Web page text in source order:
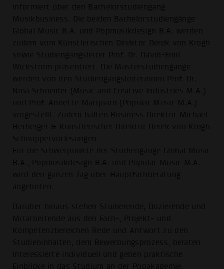
informiert über den Bachelorstudiengang
Musikbusiness. Die beiden Bachelorstudiengänge
Global Music B.A. und Popmusikdesign B.A. werden
zudem vom Künstlerischen Direktor Derek von Krogh
sowie Studiengangsleiter Prof. Dr. David-Emil
Wickström präsentiert. Die Masterstudiengänge
werden von den Studiengangsleiterinnen Prof. Dr.
Nina Schneider (Music and Creative Industries M.A.)
und Prof. Annette Marquard (Popular Music M.A.)
vorgestellt. Zudem halten Business Direktor Michael
Herberger & Künstlerischer Direktor Derek von Krogh
Schnuppervorlesungen.
Für die Schwerpunkte der Studiengänge Global Music
B.A., Popmusikdesign B.A. und Popular Music M.A.
wird den ganzen Tag über Hauptfachberatung
angeboten.
Darüber hinaus stehen Studierende, Dozierende und
Mitarbeitende aus den Fach-, Projekt- und
Kompetenzbereichen Rede und Antwort zu den
Studieninhalten, dem Bewerbungsprozess, beraten
Interessierte individuell und geben praktische
Einblicke in das Studium an der Popakademie.